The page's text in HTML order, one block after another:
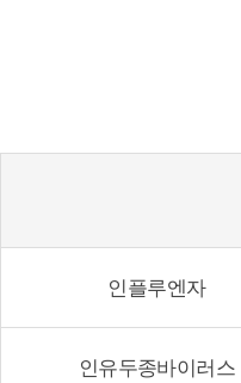
인플루엔자
인유두종바이러스